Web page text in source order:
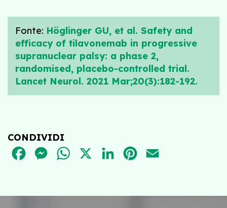
Fonte: Höglinger GU, et al. Safety and
efficacy of tilavonemab in progressive
supranuclear palsy: a phase 2,
randomised, placebo-controlled trial.
Lancet Neurol. 2021 Mar;20(3):182-192.
CONDIVIDI
FACEBOOKMESSENGER
WHATSAPPLINKEDINPINTEREST